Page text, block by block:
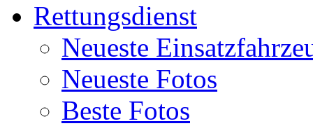
Rettungsdienst
Neueste
Neueste Fotos
Beste Fotos